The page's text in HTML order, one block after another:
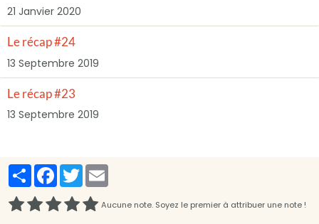
21 Janvier 2020
Le récap #24
13 Septembre 2019
Le récap #23
13 Septembre 2019
PartagerFacebook
Twitter
Aucune note. Soyez le premier à attribuer une note !